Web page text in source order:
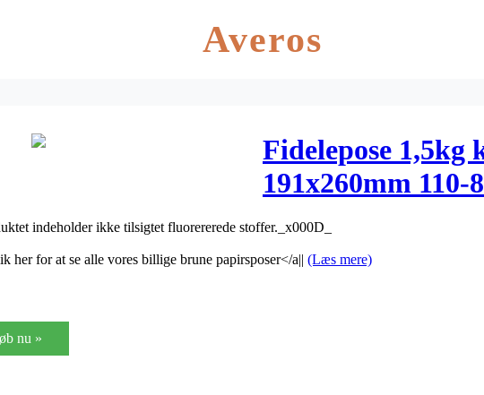
Averos
Fidelepose 1,5kg
191x260mm 110-
indeholder ikke tilsigtet fluorererede stoffer._x000D_
her for at se alle vores billige brune papirsposer</a|| (Læs mere)
nu »